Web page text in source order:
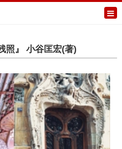
照』 小谷匡宏(著)